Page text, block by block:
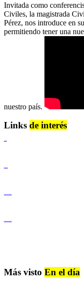
Invitada como
Civiles, la magistrada
Pérez, nos introduce en
permitiendo tener una
nuestro país.
Links de interés
Más visto En el día